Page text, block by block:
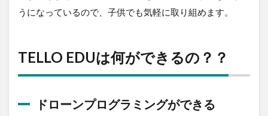
ミニ
操作
しめ
2.3
うになっているので、子供でも気軽に取り組めます。
TELLO EDUは何ができるの？？
ドローンプログラミングができる